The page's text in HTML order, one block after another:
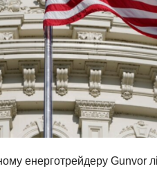
енерготрейдеру Gunvor